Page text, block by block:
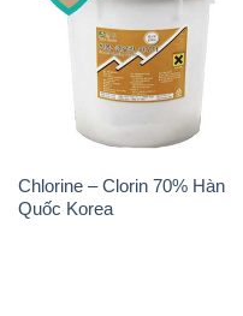
Chlorine – Clorin 70% Hàn
Quốc Korea